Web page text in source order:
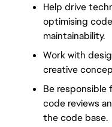
Help drive
optimising
maintainability.
Work with
creative
Be responsible
code reviews
the code base.